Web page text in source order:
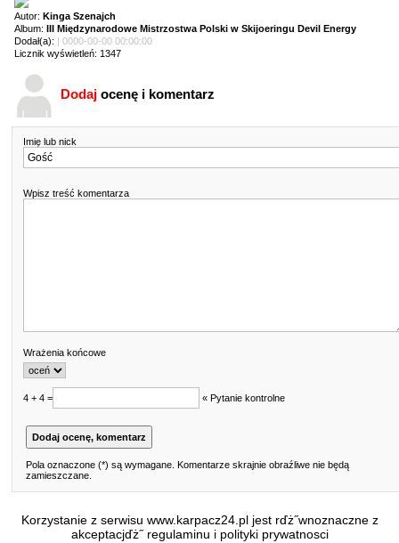
Autor: Kinga Szenajch
Album: III Międzynarodowe Mistrzostwa Polski w Skijoeringu Devil Energy
Dodał(a): | 0000-00-00 00:00:00
Licznik wyświetleń: 1347
Dodaj ocenę i komentarz
Imię lub nick
Wpisz treść komentarza
Wrażenia końcowe
4 + 4 = « Pytanie kontrolne
Pola oznaczone (*) są wymagane. Komentarze skrajnie obraźliwe nie będą
zamieszczane.
Korzystanie z serwisu www.karpacz24.pl jest rďż˝wnoznaczne z
akceptacjďż˝ regulaminu i polityki prywatnosci